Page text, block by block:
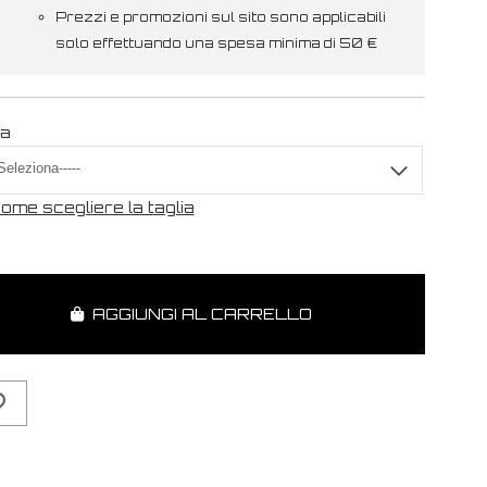
Prezzi e promozioni sul sito sono applicabili
solo effettuando una spesa minima di 50 €
scegliere la taglia
AGGIUNGI AL CARRELLO